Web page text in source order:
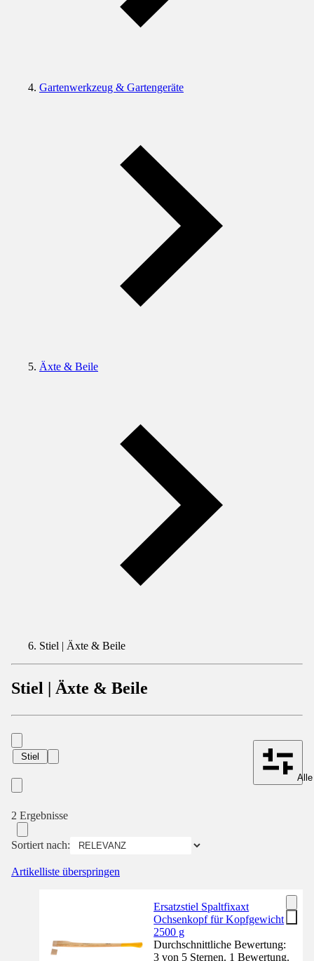
Gartenwerkzeug & Gartengeräte
Äxte & Beile
Stiel | Äxte & Beile
Stiel | Äxte & Beile
Stiel
2 Ergebnisse
Sortiert nach:
Artikelliste überspringen
Ersatzstiel Spaltfixaxt
Ochsenkopf für Kopfgewicht
2500 g
Durchschnittliche Bewertung:
3 von 5 Sternen. 1 Bewertung.